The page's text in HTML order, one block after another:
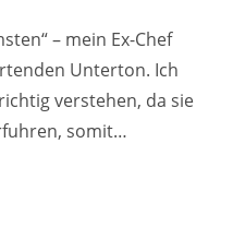
– mein Ex-Chef
Unterton. Ich
verstehen, da sie
somit…